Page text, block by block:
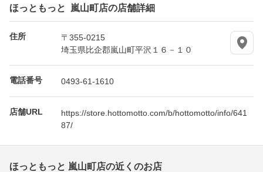
ほっともっと 嵐山町店の店舗詳細
住所
〒355-0215
埼玉県比企郡嵐山町平沢１６－１０
電話番号 0493-61-1610
店舗URL
https://store.hottomotto.com/b/hottomotto/info/641
87/
ほっともっと 嵐山町店の近くのお店